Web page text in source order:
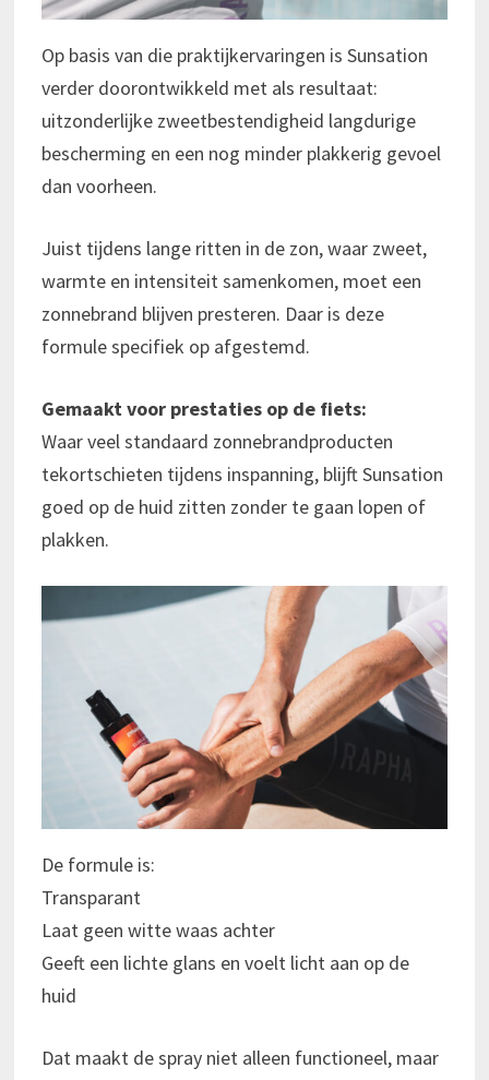
Op basis van die praktijkervaringen is Sunsation
verder doorontwikkeld met als resultaat:
uitzonderlijke zweetbestendigheid langdurige
bescherming en een nog minder plakkerig gevoel
dan voorheen.
Juist tijdens lange ritten in de zon, waar zweet,
warmte en intensiteit samenkomen, moet een
zonnebrand blijven presteren. Daar is deze
formule specifiek op afgestemd.
Gemaakt voor prestaties op de fiets:
Waar veel standaard zonnebrandproducten
tekortschieten tijdens inspanning, blijft Sunsation
goed op de huid zitten zonder te gaan lopen of
plakken.
De formule is:
Transparant
Laat geen witte waas achter
Geeft een lichte glans en voelt licht aan op de
huid
Dat maakt de spray niet alleen functioneel, maar